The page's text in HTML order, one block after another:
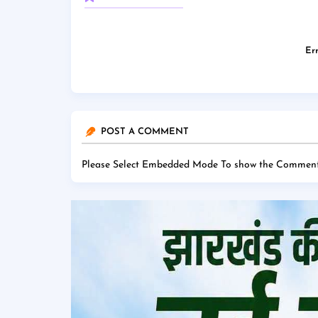
POST A COMMENT
Please Select Embedded Mode To show the